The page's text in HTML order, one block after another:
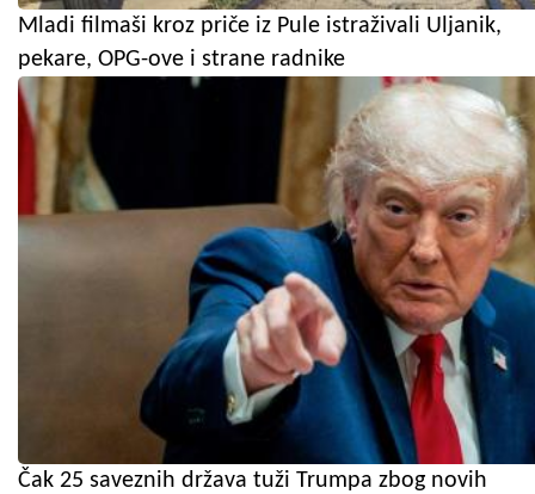
Mladi filmaši kroz priče iz Pule istraživali Uljanik,
pekare, OPG-ove i strane radnike
Čak 25 saveznih država tuži Trumpa zbog novih